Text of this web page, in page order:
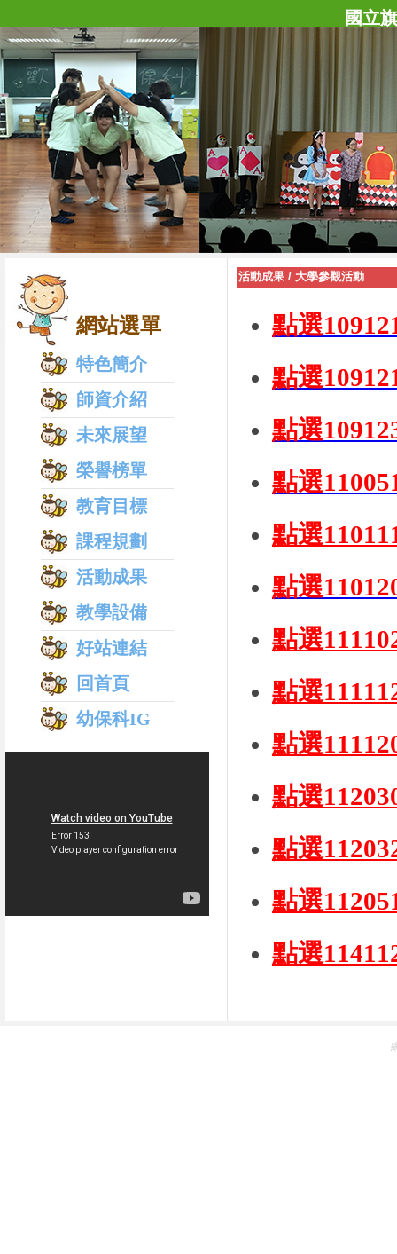
國立
網站選單
特色簡介
師資介紹
未來展望
榮譽榜單
教育目標
課程規劃
活動成果
教學設備
好站連結
回首頁
幼保科IG
活動成果 / 大學參觀活動
點選
點選
點選
點選
點選
點選
點選
點選
點選
點選
點選
點選
點選